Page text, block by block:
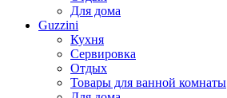
Для дома
Guzzini
Кухня
Сервировка
Отдых
Товары для ванной комнаты